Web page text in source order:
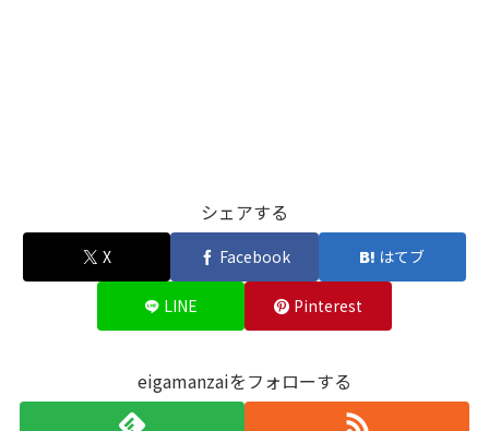
シェアする
X Facebook はてブ
LINE Pinterest
eigamanzaiをフォローする